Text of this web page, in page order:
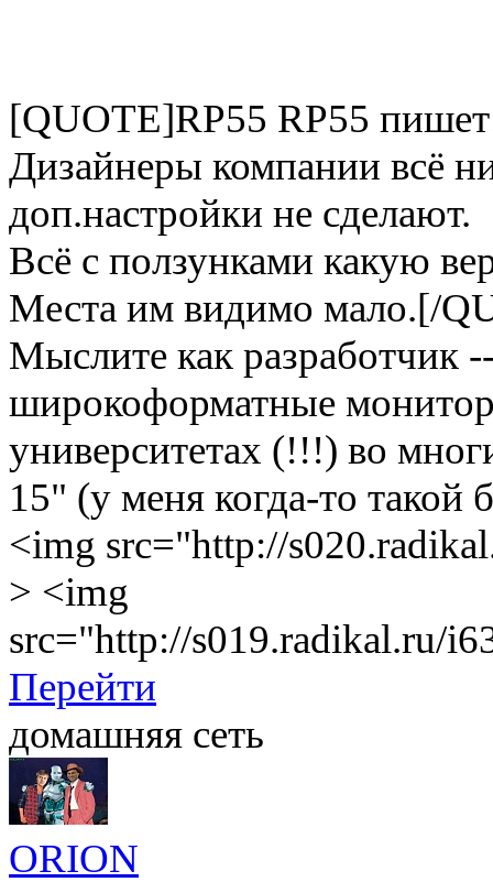
[QUOTE]RP55 RP55
Дизайнеры компании всё
доп.настройки не сделают.
Всё с ползунками какую
Места им видимо мало.[/
Мыслите как разработчик
широкоформатные
университетах (!!!) во
15" (у меня когда-то такой
<img src="http://
> <img
src="http://s019.radikal.ru/
Перейти
домашняя сеть
ORION